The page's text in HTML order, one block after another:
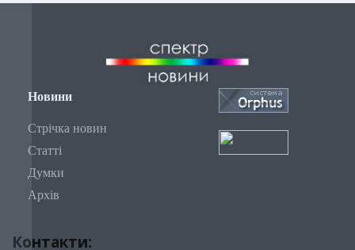
Новини
Стрічка новин
Статті
Думки
Архів
Контакти: